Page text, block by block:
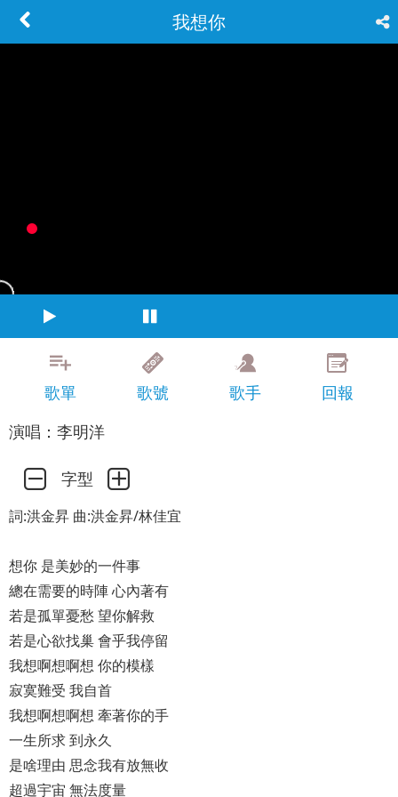
我想你
歌單 歌號 歌手
回報
演唱：李明洋
字型
詞:洪金昇 曲:洪金昇/林佳宜
想你 是美妙的一件事
總在需要的時陣 心內著有
若是孤單憂愁 望你解救
若是心欲找巢 會乎我停留
我想啊想啊想 你的模樣
寂寞難受 我自首
我想啊想啊想 牽著你的手
一生所求 到永久
是啥理由 思念我有放無收
超過宇宙 無法度量